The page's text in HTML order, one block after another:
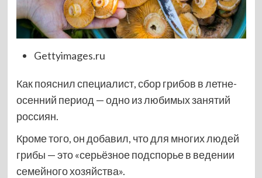
Gettyimages.ru
Как пояснил специалист, сбор грибов в летне-
осенний период — одно из любимых занятий
россиян.
Кроме того, он добавил, что для многих людей
грибы — это «серьёзное подспорье в ведении
семейного хозяйства».